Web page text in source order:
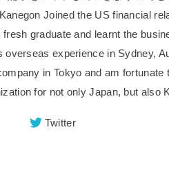
Joined the US financial
graduate and learnt the
overseas experience in Sydney,
in Tokyo and am fortunate
for not only Japan, but also
Twitter